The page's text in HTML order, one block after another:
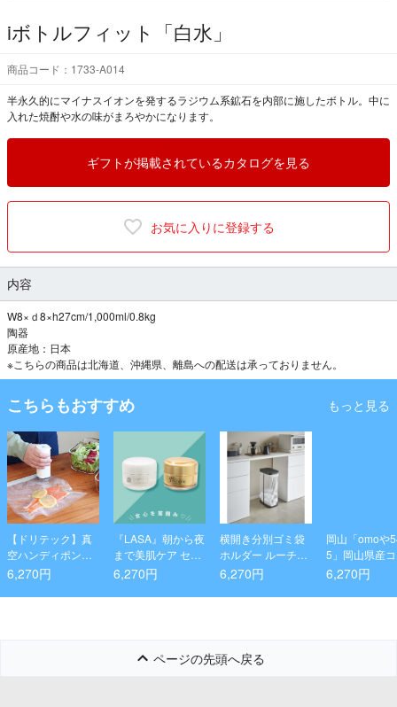
iボトルフィット「白水」
商品コード：1733-A014
半永久的にマイナスイオンを発するラジウム系鉱石を内部に施したボトル。中に
入れた焼酎や水の味がまろやかになります。
ギフトが掲載されているカタログを見る
お気に入りに登録する
内容
W8×ｄ8×h27cm/1,000ml/0.8kg
陶器
原産地：日本
※こちらの商品は北海道、沖縄県、離島への配送は承っておりません。
こちらもおすすめ もっと見る
【ドリテック】真
空ハンディポンプ
Fresh Plan
6,270円
『LASA』朝から夜
まで美肌ケア セッ
ト
6,270円
横開き分別ゴミ袋
ホルダー ルーチェ
ブラック
6,270円
岡山「omoや
5」岡山県産
カリ100%の
6,270円
ページの先頭へ戻る